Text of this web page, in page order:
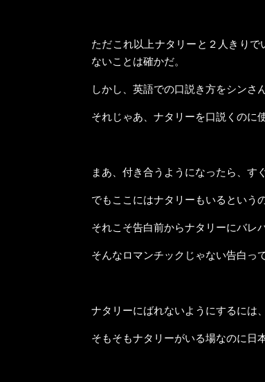
ただこれ以上ナタリーと２人きり
ないことは確かだ。
しかし、英語での口説き方をシンさ
それじゃあ、ナタリーを口説くのに
まあ、付き合うようになったら、す
でもここにはナタリーもいるという
それこそ告白前からナタリーにバレ
そんなロマンチックじゃない告白っ
ナタリーにばれないようにするには
そもそもナタリーがいる場なのに日